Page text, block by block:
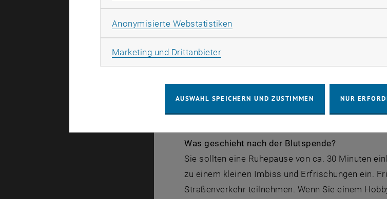
Lichtbildausweises. Mittels Unterschrift
vorliegt und Sie mit der Registrierung der Daten in
Was geschieht bei der Blutspende?
Unmittelbar vor der Spende messen wir Ihren
eines gesunden Erwachsenen zirkulieren
dabei in keiner Weise beeinträchtigt. Die
Einwegmaterialien verwendet. Es besteht daher
Was geschieht nach der Blutspende?
Sie sollten eine Ruhepause von ca. 30 Minuten
zu einem kleinen Imbiss und Erfrischungen ein.
Straßenverkehr teilnehmen. Wenn Sie einem
Anonymisierte Webstatistiken
Marketing und DrittanbieterMarketing Cookies zulassen
AUSWAHL SPEICHERN UND ZUSTIMMEN NUR